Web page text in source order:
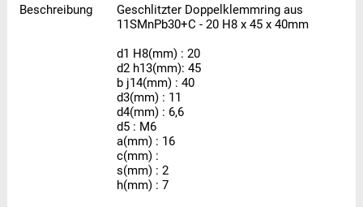
Beschreibung
Geschlitzter Doppelklemmring aus
11SMnPb30+C - 20 H8 x 45 x 40mm
d1 H8(mm) : 20
d2 h13(mm): 45
b j14(mm) : 40
d3(mm) : 11
d4(mm) : 6,6
d5 : M6
a(mm) : 16
c(mm) :
s(mm) : 2
h(mm) : 7